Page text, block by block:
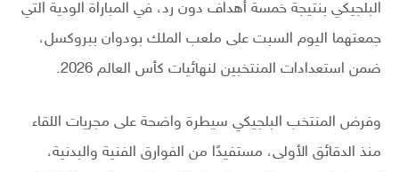
البلجيكي بنتيجة خمسة أهداف دون رد، في المباراة الودية التي
جمعتهما اليوم السبت على ملعب الملك بودوان ببروكسل،
ضمن استعدادات المنتخبين لنهائيات كأس العالم 2026.
وفرض المنتخب البلجيكي سيطرة واضحة على مجريات اللقاء
منذ الدقائق الأولى، مستفيدًا من الفوارق الفنية والبدنية،